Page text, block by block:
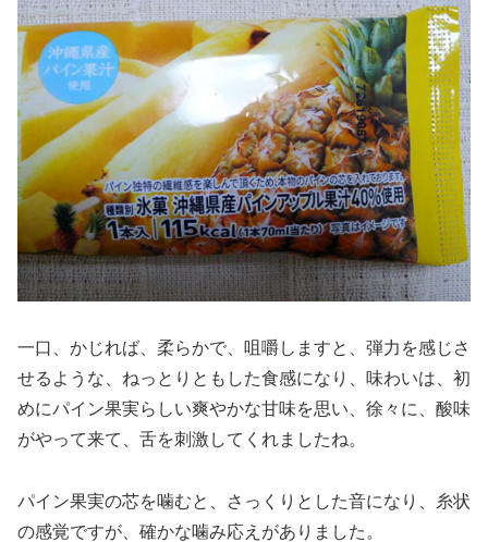
一口、かじれば、柔らかで、咀嚼しますと、弾力を感じさ
せるような、ねっとりともした食感になり、味わいは、初
めにパイン果実らしい爽やかな甘味を思い、徐々に、酸味
がやって来て、舌を刺激してくれましたね。
パイン果実の芯を噛むと、さっくりとした音になり、糸状
の感覚ですが、確かな噛み応えがありました。